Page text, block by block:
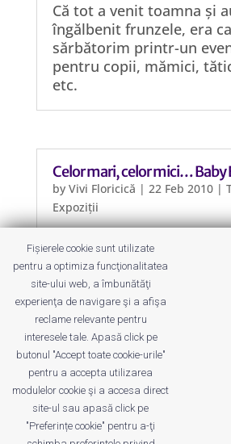
Că tot a venit toamna și
îngălbenit frunzele, era
sărbătorim printr-un
pentru copii, mămici,
etc.
Celor mari, celor mici… Baby
by Vivi Floricică | 22 Feb 2010|
Expoziții
Nici martie n-a venit, că
luat-o deja înainte și
25 februarie, până
februarie, ne așteaptă la
primăvară din acest an.
Despre noi Publicitate
Fișierele cookie sunt utilizate
pentru a optimiza funcţionalitatea
site-ului web, a îmbunătăţi
experienţa de navigare şi a afişa
reclame relevante pentru
interesele tale. Apasă click pe
butonul "Accept toate cookie-urile"
pentru a accepta utilizarea
modulelor cookie şi a accesa direct
site-ul sau apasă click pe
"Preferințe cookie" pentru a-ţi